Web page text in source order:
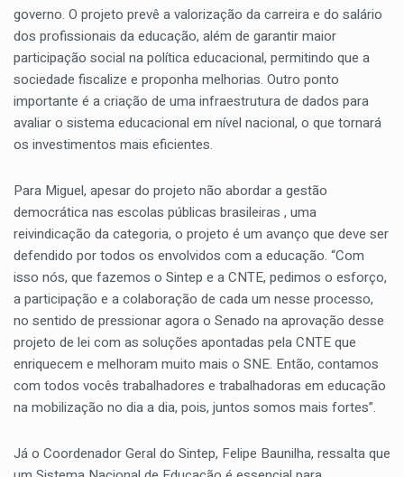
governo. O projeto prevê a valorização da carreira e do salário
dos profissionais da educação, além de garantir maior
participação social na política educacional, permitindo que a
sociedade fiscalize e proponha melhorias. Outro ponto
importante é a criação de uma infraestrutura de dados para
avaliar o sistema educacional em nível nacional, o que tornará
os investimentos mais eficientes.
Para Miguel, apesar do projeto não abordar a gestão
democrática nas escolas públicas brasileiras , uma
reivindicação da categoria, o projeto é um avanço que deve ser
defendido por todos os envolvidos com a educação. “Com
isso nós, que fazemos o Sintep e a CNTE, pedimos o esforço,
a participação e a colaboração de cada um nesse processo,
no sentido de pressionar agora o Senado na aprovação desse
projeto de lei com as soluções apontadas pela CNTE que
enriquecem e melhoram muito mais o SNE. Então, contamos
com todos vocês trabalhadores e trabalhadoras em educação
na mobilização no dia a dia, pois, juntos somos mais fortes”.
Já o Coordenador Geral do Sintep, Felipe Baunilha, ressalta que